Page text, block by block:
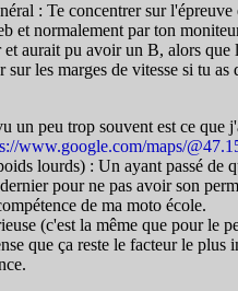
: Te concentrer sur
et normalement par ton
aurait pu avoir un B, alors
sur les marges de vitesse si tu
un peu trop souvent est ce
www.google.com/maps/
lourds) : Un ayant passé
pour ne pas avoir son
de ma moto école.
(c'est la même que pour le
que ça reste le facteur le